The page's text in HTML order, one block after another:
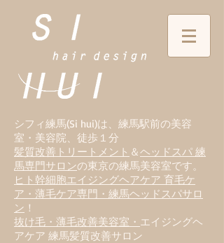
シフィ練馬(Si hui)は、 練馬駅前の美容
室・美容院、徒歩１分
髪質改善トリートメント ＆ヘッドスパ 練
馬専門サロンの東京の練馬美容室です。
ヒト幹細胞エイジングヘアケア 育毛ケ
ア・薄毛ケア専門・練馬ヘッドスパサロ
ン ！
抜け毛・薄毛改善美容室・ エイジングヘ
アケア 練馬髪質改善サロン